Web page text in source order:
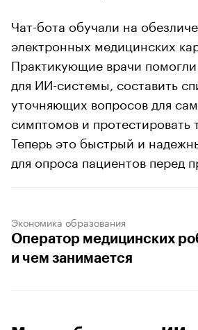
Чат-бота обучали на
электронных медицинских
Практикующие врачи помогли
для ИИ-системы, составить
уточняющих вопросов для
симптомов и протестировать
Теперь это быстрый и
для опроса пациентов перед
Экономика образования
Оператор медицинских
и чем занимается